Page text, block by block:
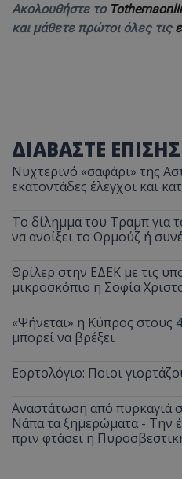
Ακολουθήστε το
και μάθετε πρώτοι όλες τις
ΔΙΑΒΑΣΤΕ ΕΠΙΣΗΣ
Νυχτερινό «σαφάρι» της
εκατοντάδες έλεγχοι και
Το δίλημμα του Τραμπ για
να ανοίξει το Ορμούζ ή
Θρίλερ στην ΕΔΕΚ με τις
μικροσκόπιο η Σοφία
«Ψήνεται» η Κύπρος στους
μπορεί να βρέξει
Εορτολόγιο: Ποιοι
Αναστάτωση από πυρκαγιά
Νάπα τα ξημερώματα - Την
πριν φτάσει η